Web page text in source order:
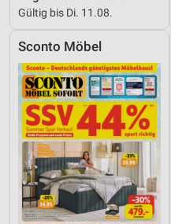
Gültig bis Di. 11.08.
Sconto Möbel